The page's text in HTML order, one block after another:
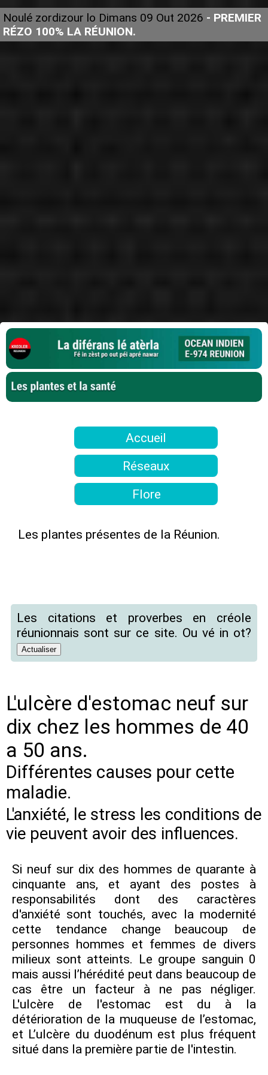
Noulé zordizour lo Dimans 09 Out 2026 - PREMIER
RÉZO 100% LA RÉUNION.
Accueil
Réseaux
Youtube
Flore
Les plantes présentes de la Réunion.
Les citations et proverbes en créole
réunionnais sont sur ce site. Ou vé in ot?
L'ulcère d'estomac neuf sur
dix chez les hommes de 40
a 50 ans.
Différentes causes pour cette
maladie.
L'anxiété, le stress les conditions de
vie peuvent avoir des influences.
Si neuf sur dix des hommes de quarante à
cinquante ans, et ayant des postes à
responsabilités dont des caractères
d'anxiété sont touchés, avec la modernité
cette tendance change beaucoup de
personnes hommes et femmes de divers
milieux sont atteints. Le groupe sanguin 0
mais aussi l’hérédité peut dans beaucoup de
cas être un facteur à ne pas négliger.
L'ulcère de l'estomac est du à la
détérioration de la muqueuse de l’estomac,
et L’ulcère du duodénum est plus fréquent
situé dans la première partie de l'intestin.